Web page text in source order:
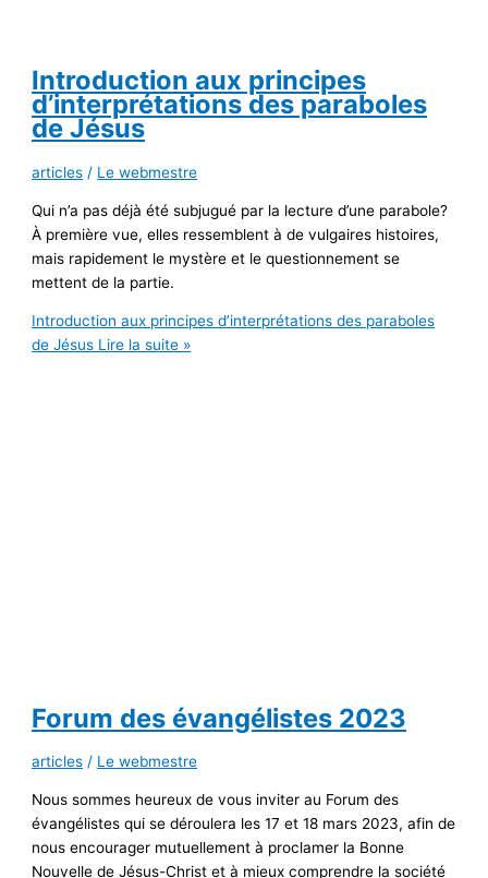
Introduction aux principes
d’interprétations des paraboles
de Jésus
articles / Le webmestre
Qui n’a pas déjà été subjugué par la lecture d’une parabole?
À première vue, elles ressemblent à de vulgaires histoires,
mais rapidement le mystère et le questionnement se
mettent de la partie.
Introduction aux principes d’interprétations des paraboles
de Jésus Lire la suite »
Forum des évangélistes 2023
articles / Le webmestre
Nous sommes heureux de vous inviter au Forum des
évangélistes qui se déroulera les 17 et 18 mars 2023, afin de
nous encourager mutuellement à proclamer la Bonne
Nouvelle de Jésus-Christ et à mieux comprendre la société